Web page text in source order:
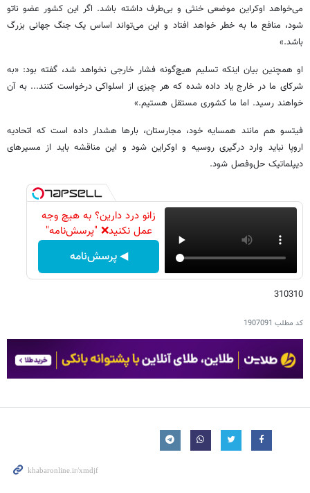
می‌خواهد اوکراین موضعی خنثی و بی‌طرف داشته باشد. اگر این کشور عضو ناتو
شود، منافع ما به خطر خواهد افتاد و این می‌تواند اساس یک جنگ جهانی بزرگ
باشد.»
او همچنین بیان اینکه تسلیم هیچ‌گونه فشار خارجی نخواهد شد، گفته بود: «به
شرکای ما در خارج یاد داده شده که هر چیزی از اسلواکی درخواست کنند... به آن
خواهند رسید. اما ما کشوری مستقل هستیم.»
فیتسو هم مانند همسایه خود، مجارستان، بارها هشدار داده است که اتحادیه
اروپا نباید وارد درگیری روسیه و اوکراین شود و این مناقشه باید از مسیرهای
دیپلماتیک حل‌وفصل شود.
زانو درد دارین؟ به هیچ وجه
عمل نکنید❌ "پرسش‌نامه"
◀ پرسش‌نامه
310310
کد مطلب 1907091